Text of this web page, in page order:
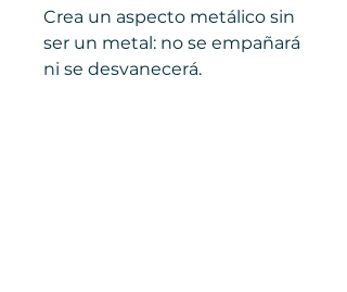
Crea un aspecto metálico sin
ser un metal: no se empañará
ni se desvanecerá.